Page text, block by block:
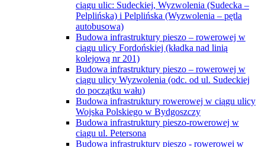
ciągu ulic: Sudeckiej, Wyzwolenia (Sudecka –
Pelplińska) i Pelplińska (Wyzwolenia – pętla
autobusowa)
Budowa infrastruktury pieszo – rowerowej w
ciągu ulicy Fordońskiej (kładka nad linią
kolejową nr 201)
Budowa infrastruktury pieszo – rowerowej w
ciągu ulicy Wyzwolenia (odc. od ul. Sudeckiej
do początku wału)
Budowa infrastruktury rowerowej w ciągu ulicy
Wojska Polskiego w Bydgoszczy
Budowa infrastruktury pieszo-rowerowej w
ciągu ul. Petersona
Budowa infrastruktury pieszo - rowerowej w